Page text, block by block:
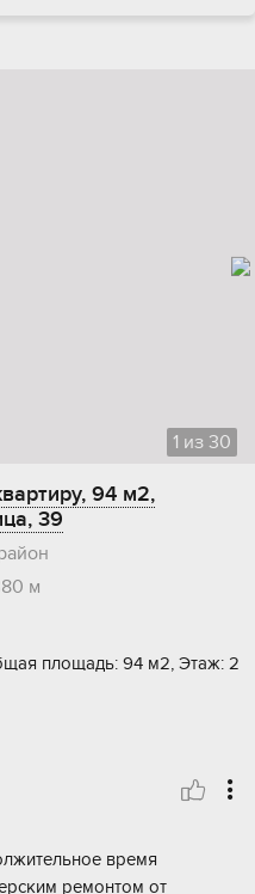
1 из 30
94 м2,
39
м
площадь: 94 м2, Этаж: 2
время
ремонтом от